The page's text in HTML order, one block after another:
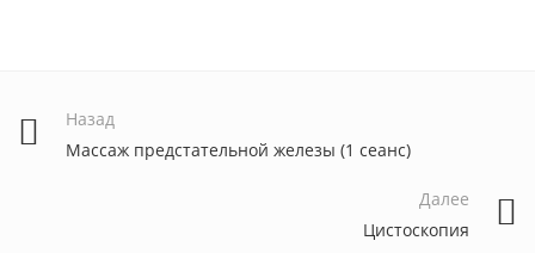
Назад
Массаж предстательной железы (1 сеанс)
Далее
Цистоскопия